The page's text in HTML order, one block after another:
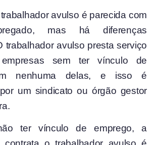
avulso é parecida com
mas há diferenças
trabalhador avulso presta serviço
sem ter vínculo de
nenhuma delas, e isso é
um sindicato ou órgão gestor
ter vínculo de emprego, a